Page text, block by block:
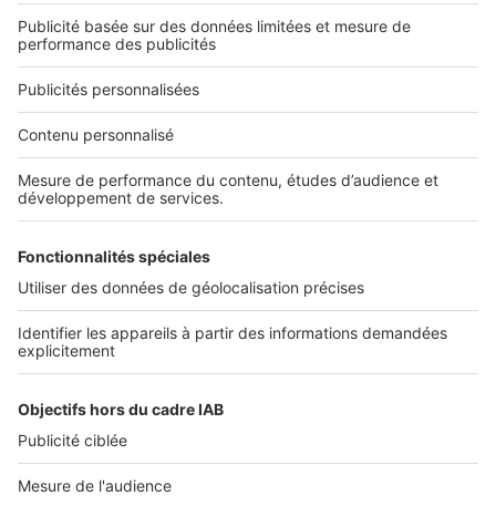
Nous contacter
Nous recrutons
NOS APPLICATIONS
Découvrez nos applications
Tous nos services pro
Accès client
À DÉCOUVRIR
Annuaire des professionnels
Tout l'immobilier
Toutes les villes
Tous les départements
Toutes les régions